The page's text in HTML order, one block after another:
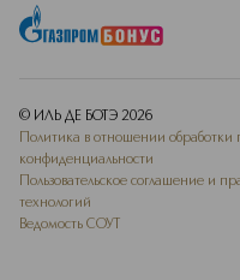
© ИЛЬ ДЕ БОТЭ 2026
Политика в отношении
конфиденциальности
Пользовательское соглашение и
технологий
Ведомость СОУТ